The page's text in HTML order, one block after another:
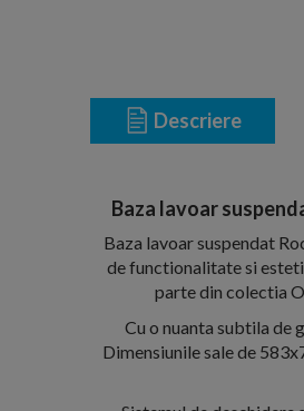
Descriere
Baza lavoar
Baza lavoar suspendat
de functionalitate si
parte din colectia
Cu o nuanta subtila de
Dimensiunile sale de